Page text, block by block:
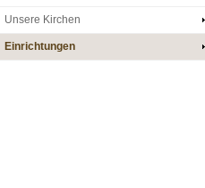
Unsere Kirchen
Einrichtungen